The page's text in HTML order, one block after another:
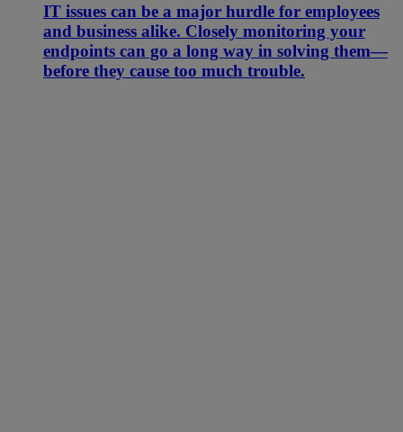
IT issues can be a major hurdle for employees
and business alike. Closely monitoring your
endpoints can go a long way in solving them—
before they cause too much trouble.